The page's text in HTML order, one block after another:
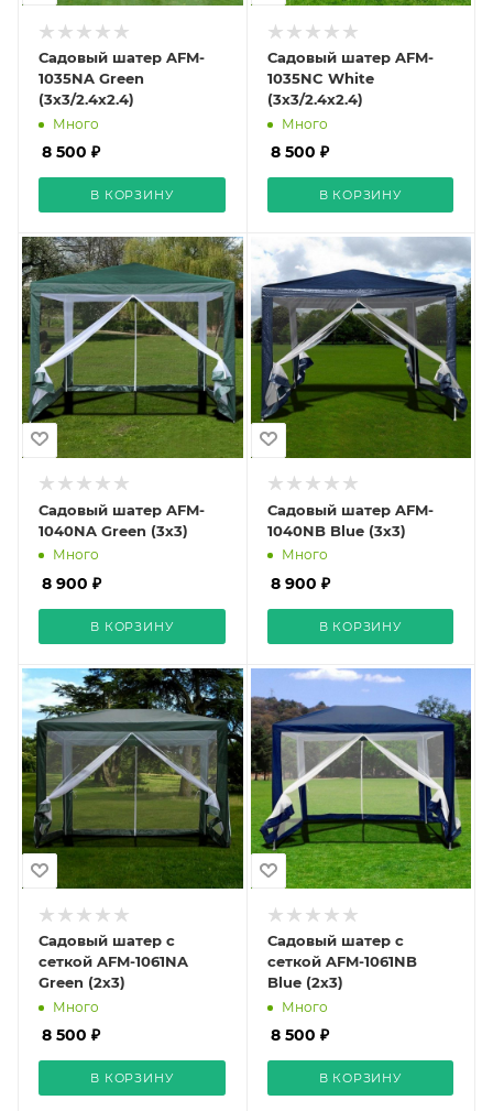
Садовый шатер AFM-
1035NA Green
(3x3/2.4x2.4)
Много
8 500 ₽
В КОРЗИНУ
Садовый шатер AFM-
1035NC White
(3x3/2.4x2.4)
Много
8 500 ₽
В КОРЗИНУ
Садовый шатер AFM-
1040NA Green (3х3)
Много
8 900 ₽
В КОРЗИНУ
Садовый шатер AFM-
1040NB Blue (3х3)
Много
8 900 ₽
В КОРЗИНУ
Садовый шатер с
сеткой AFM-1061NA
Green (2х3)
Много
8 500 ₽
В КОРЗИНУ
Садовый шатер с
сеткой AFM-1061NB
Blue (2х3)
Много
8 500 ₽
В КОРЗИНУ